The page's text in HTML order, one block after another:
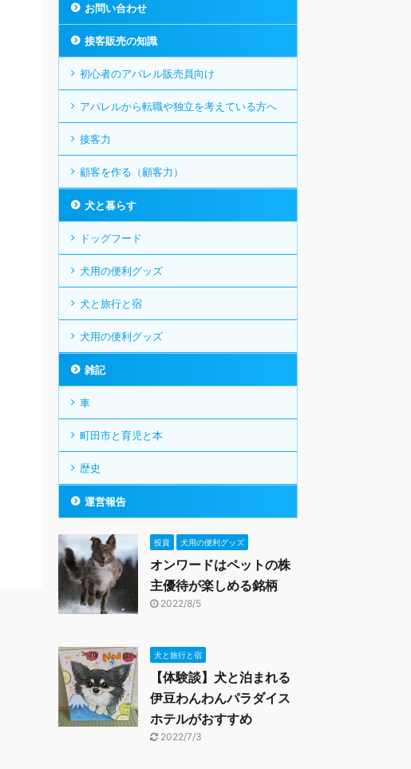
お問い合わせ
接客販売の知識
初心者のアパレル販売員向け
アパレルから転職や独立を考えている方へ
接客力
顧客を作る（顧客力）
犬と暮らす
ドッグフード
犬用の便利グッズ
犬と旅行と宿
犬用の便利グッズ
雑記
車
町田市と育児と本
歴史
運営報告
投資 犬用の便利グッズ
オンワードはペットの株
主優待が楽しめる銘柄
2022/8/5
犬と旅行と宿
【体験談】犬と泊まれる
伊豆わんわんパラダイス
ホテルがおすすめ
2022/7/3